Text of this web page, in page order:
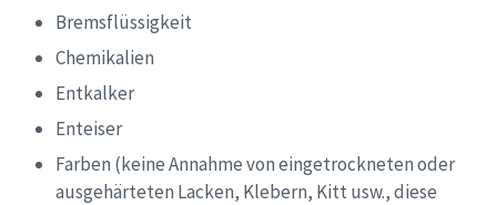
Bremsflüssigkeit
Chemikalien
Entkalker
Enteiser
Farben (keine Annahme von eingetrockneten oder
ausgehärteten Lacken, Klebern, Kitt usw., diese